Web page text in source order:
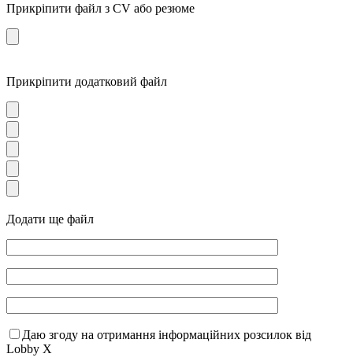
Прикріпити файл з CV або резюме
Прикріпити додатковий файл
Додати ще файл
Даю згоду на отримання інформаційних розсилок від
Lobby X